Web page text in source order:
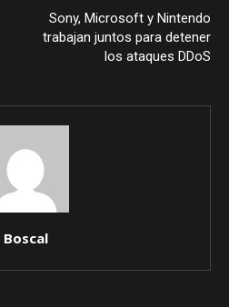
Sony, Microsoft y Nintendo
trabajan juntos para detener
los ataques DDoS
Boscal